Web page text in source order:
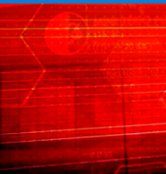
Pular para o conteúdo